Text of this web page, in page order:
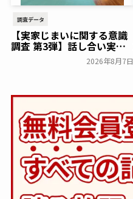
調査データ
【実家じまいに関する意識
調査 第3弾】話し合い実施
率は29.5％で前回から低
下。「大相続時代」でも家
2026年8月7日